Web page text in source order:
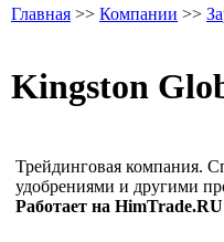
Главная >> Компании >>
Kingston
Трейдинговая компания.
удобрениями и другими
Работает на HimTrade.RU